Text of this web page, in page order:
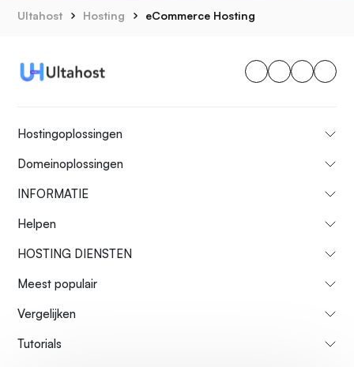
Ultahost Hosting eCommerce Hosting
Hostingoplossingen
Domeinoplossingen
INFORMATIE
Helpen
HOSTING DIENSTEN
Meest populair
Vergelijken
Tutorials